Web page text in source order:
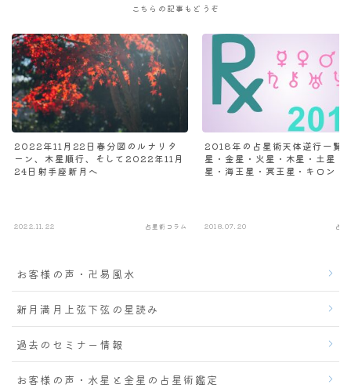
こちらの記事もどうぞ
2022年11月22日春分図のルナリタ
ーン、木星順行、そして2022年11月
24日射手座新月へ
2022.11.22 占星術コラム
2018年の占星術天体逆行一覧
星・金星・火星・木星・土星・
星・海王星・冥王星・キロン
2018.07.20 占
お客様の声・卍易風水
新月満月上弦下弦の星読み
過去のセミナー情報
お客様の声・水星と金星の占星術鑑定